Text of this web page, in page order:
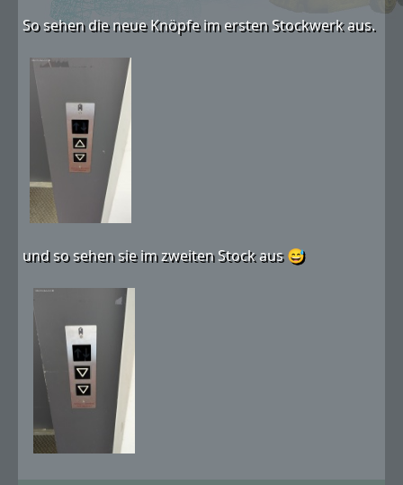
So sehen die neue Knöpfe im ersten Stockwerk aus.
und so sehen sie im zweiten Stock aus 😅